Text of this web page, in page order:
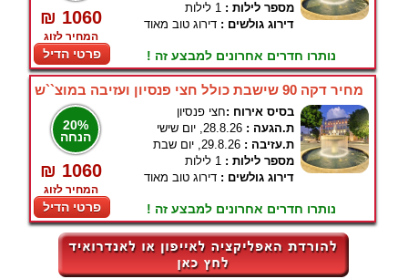
₪ 1060
המחיר לזוג
פרטי הדיל
מספר לילות : 1 לילות
דירוג גולשים : דירוג טוב מאוד
נותרו חדרים אחרונים למבצע זה !
מחיר דקה 90 שישבת כולל חצי פנסיון ועזיבה במוצ``ש
20%
הנחה
₪ 1060
המחיר לזוג
פרטי הדיל
בסיס אירוח :חצי פנסיון
ת.הגעה : 28.8.26, יום שישי
ת.עזיבה : 29.8.26, יום שבת
מספר לילות : 1 לילות
דירוג גולשים : דירוג טוב מאוד
נותרו חדרים אחרונים למבצע זה !